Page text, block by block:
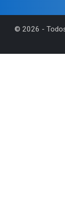
© 2026 -